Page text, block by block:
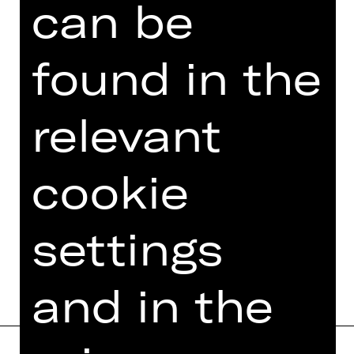
Eintritt frei
Wir bitten allerdings um Anmeldung
unter vielfalt(a)staatstheater-
nuernberg.de.
Foto © Phillip Arnoldt
DATES AND CAST
can be
found in the
relevant
cookie
settings
and in the